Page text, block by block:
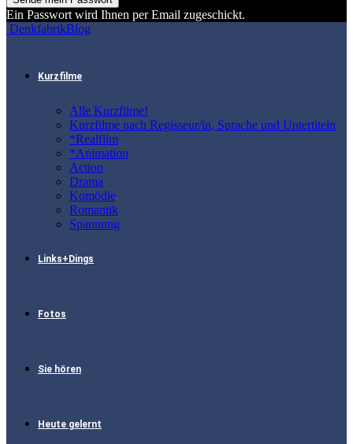
Ein Passwort wird Ihnen per Email zugeschickt.
DenkfabrikBlog
Kurzfilme
Alle Kurzfilme!
Kurzfilme nach Regisseur/in, Sprache und Untertiteln
*Realfilm
*Animation
Action
Drama
Komödie
Romantik
Spannung
Links+Dings
Fotos
Sie hören
Heute gelernt